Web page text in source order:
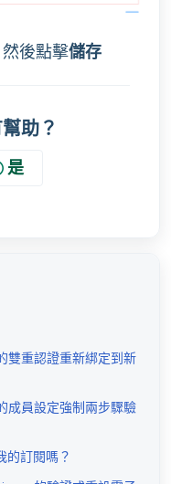
後點擊儲存
助？
是
雙重認證重新綁定到新
成員設定強制兩步驟驗
的訂閱嗎？